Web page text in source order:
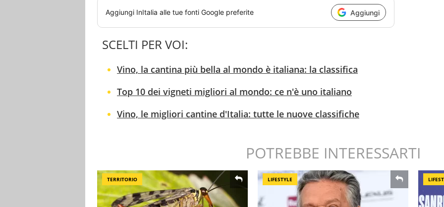
Aggiungi InItalia alle tue fonti Google preferite Aggiungi
SCELTI PER VOI:
Vino, la cantina più bella al mondo è italiana: la classifica
Top 10 dei vigneti migliori al mondo: ce n'è uno italiano
Vino, le migliori cantine d'Italia: tutte le nuove classifiche
POTREBBE INTERESSARTI
TERRITORIO LIFESTYLE